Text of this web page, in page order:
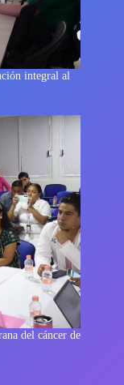
integral al
del cáncer de